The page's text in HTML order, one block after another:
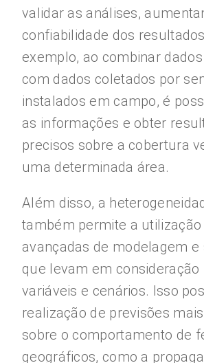
validar as análises,
confiabilidade dos
exemplo, ao combinar
com dados coletados por
instalados em campo, é
as informações e obter
precisos sobre a cobertura
uma determinada área.
Além disso, a
também permite a utilização
avançadas de modelagem e
que levam em
variáveis e cenários. Isso
realização de previsões
sobre o comportamento de
geográficos, como a